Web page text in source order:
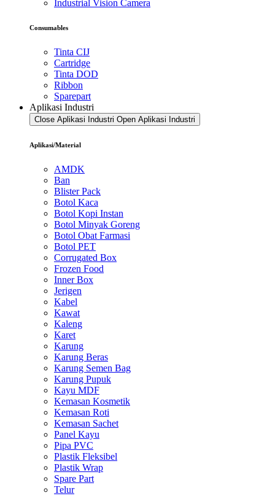
Industrial Vision Camera
Consumables
Tinta CIJ
Cartridge
Tinta DOD
Ribbon
Sparepart
Aplikasi Industri
Close Aplikasi Industri Open Aplikasi Industri
Aplikasi/Material
AMDK
Ban
Blister Pack
Botol Kaca
Botol Kopi Instan
Botol Minyak Goreng
Botol Obat Farmasi
Botol PET
Corrugated Box
Frozen Food
Inner Box
Jerigen
Kabel
Kawat
Kaleng
Karet
Karung
Karung Beras
Karung Semen Bag
Karung Pupuk
Kayu MDF
Kemasan Kosmetik
Kemasan Roti
Kemasan Sachet
Panel Kayu
Pipa PVC
Plastik Fleksibel
Plastik Wrap
Spare Part
Telur